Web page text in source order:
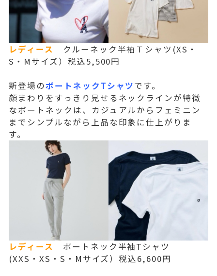
レディース
クルーネック半袖Ｔシャツ(XS・
S・Mサイズ）税込5,500円
新登場のボートネックTシャツです。
顔まわりをすっきり見せるネックラインが特徴
なボートネックは、カジュアルからフェミニン
までシンプルながら上品な印象に仕上がりま
す。
レディース
ボートネック半袖Tシャツ
(XXS・XS・S・Mサイズ）税込6,600円